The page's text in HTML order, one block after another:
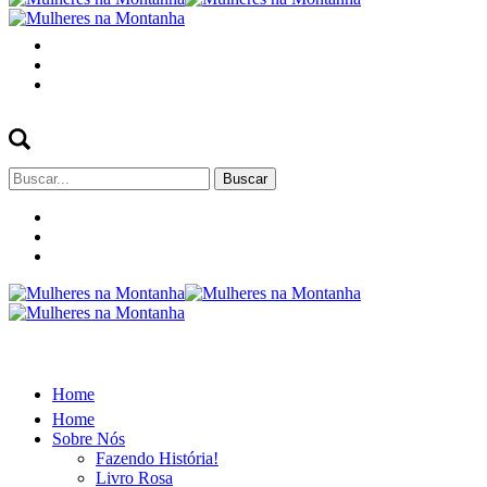
Buscar
por:
Home
Home
Sobre Nós
Fazendo História!
Livro Rosa